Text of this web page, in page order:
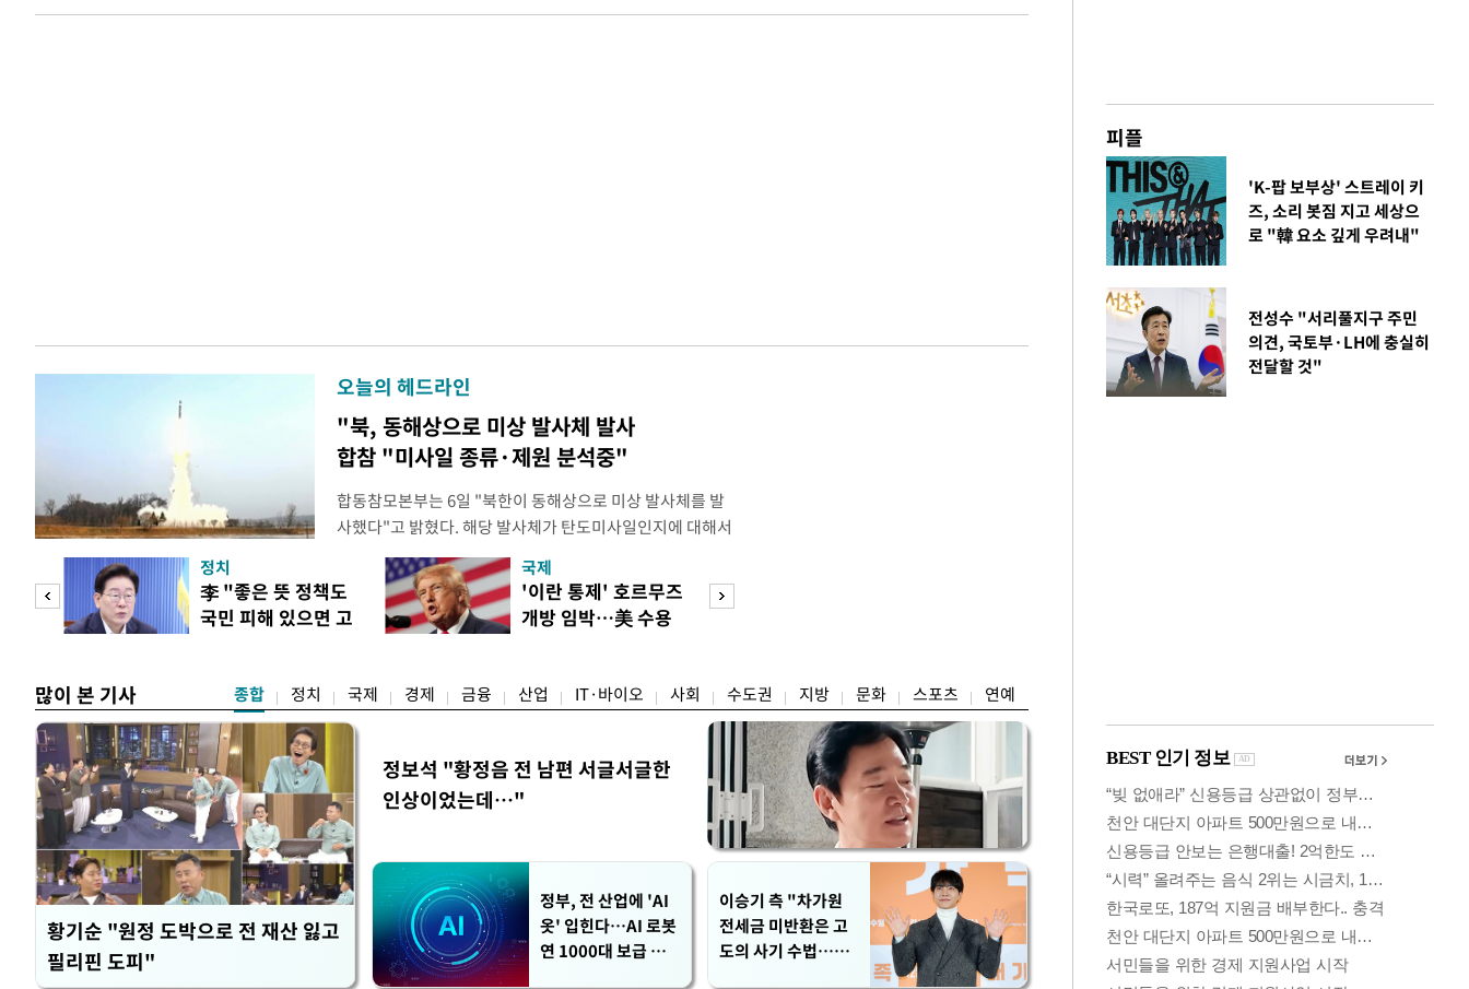
오늘의 헤드라인
"북, 동해상으로 미상 발사체 발사
합참 "미사일 종류·제원 분석중"
합동참모본부는 6일 "북한이 동해상으로 미상 발사체를 발
사했다"고 밝혔다. 해당 발사체가 탄도미사일인지에 대해서
는 아직 확인되지 않고 있다. 군은 발사체 종류와 제원 등을
분석 중에 있다. 앞서 북한은 지난 5월 26일 서해상으로 근거
리 탄도미사일을 포함한 다종의 발사체를 발사한 바 있다. 당
시 탄도미사일은 80여km를 비행해 탄착했다.
정치
李 "좋은 뜻 정책도
국민 피해 있으면 고
국제
'이란 통제' 호르무즈
개방 임박…美 수용
많이 본 기사 종합 정치 국제 경제 금융 산업 IT·바이오 사회 수도권 지방 문화 스포츠 연예
황기순 "원정 도박으로 전 재산 잃고
필리핀 도피"
정보석 "황정음 전 남편 서글서글한
인상이었는데…"
정부, 전 산업에 'AI
옷' 입힌다…AI 로봇
연 1000대 보급 추
이승기 측 "차가원
전세금 미반환은 고
도의 사기 수법…엄
피플
'K-팝 보부상' 스트레이 키
즈, 소리 봇짐 지고 세상으
로 "韓 요소 깊게 우려내"
전성수 "서리풀지구 주민
의견, 국토부·LH에 충실히
전달할 것"